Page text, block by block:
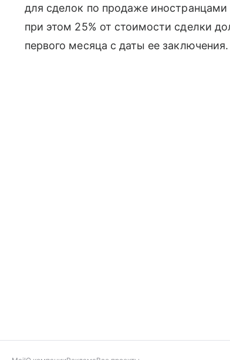
для сделок по продаже
при этом 25% от стоимости сделки
первого месяца с даты ее заключения.